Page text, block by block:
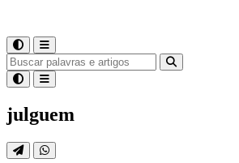
julguem